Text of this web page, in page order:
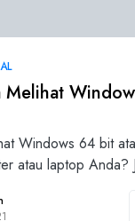
Melihat
Windows 64 bit
atau laptop Anda?